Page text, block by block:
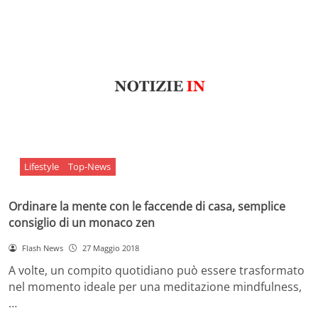
Lifestyle Top-News
Ordinare la mente con le faccende di casa, semplice
consiglio di un monaco zen
Flash News 27 Maggio 2018
A volte, un compito quotidiano può essere trasformato
nel momento ideale per una meditazione mindfulness,
…